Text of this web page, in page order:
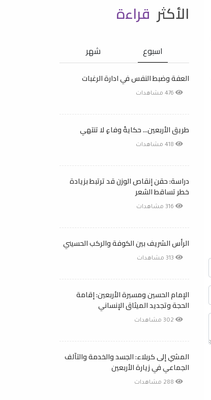
الأكثر قراءة
اسبوع شهر
العفة وضبط النفس في ادارة الرغبات
طريق الأربعين... حكايةُ وفاءٍ لا تنتهي
دراسة: حقن إنقاص الوزن قد ترتبط بزيادة
خطر تساقط الشعر
الرأس الشريف بين الكوفة والركب الحسيني
الإمام الحسين ومسيرة الأربعين: إقامة
الحجة وتجديد الميثاق الإنساني
المشي إلى كربلاء: الجسد والخدمة والتآلف
الجماعي في زيارة الأربعين